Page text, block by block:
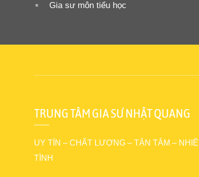
Gia sư môn tiểu học
TRUNG TÂM GIA SƯ NHẬT QUANG
UY TÍN – CHẤT LƯỢNG – TẬN TÂM –
TÌNH